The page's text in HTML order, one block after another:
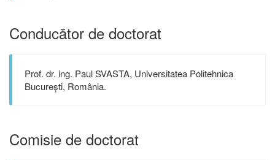
Conducător de doctorat
Prof. dr. ing. Paul SVASTA, Universitatea Politehnica
București, România.
Comisie de doctorat